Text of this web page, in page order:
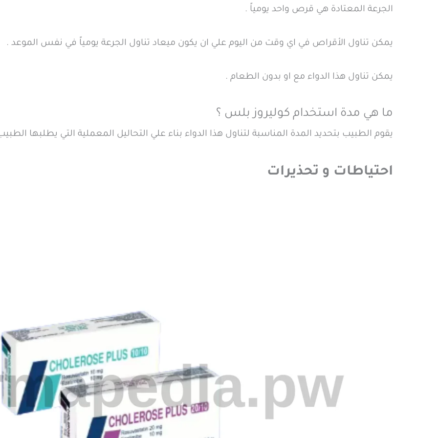
الجرعة المعتادة هي قرص واحد يومياً .
يمكن تناول الأقراص في اي وقت من اليوم علي ان يكون ميعاد تناول الجرعة يومياً في نفس الموعد .
يمكن تناول هذا الدواء مع او بدون الطعام .
ما هي مدة استخدام كوليروز بلس ؟
يقوم الطبيب بتحديد المدة المناسبة لتناول هذا الدواء بناء علي التحاليل المعملية التي يطلبها
احتياطات و تحذيرات